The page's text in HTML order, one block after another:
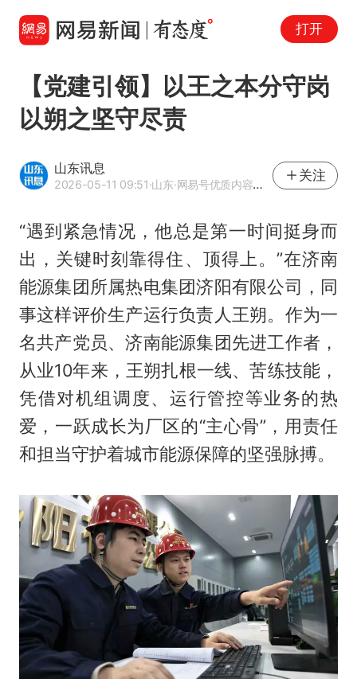
打开
【党建引领】以王之本分守岗
以朔之坚守尽责
山东讯息
2026-05-11 09:51·山东·网易号优质内容创作者
关注
“遇到紧急情况，他总是第一时间挺身而
出，关键时刻靠得住、顶得上。”在济南
能源集团所属热电集团济阳有限公司，同
事这样评价生产运行负责人王朔。作为一
名共产党员、济南能源集团先进工作者，
从业10年来，王朔扎根一线、苦练技能，
凭借对机组调度、运行管控等业务的热
爱，一跃成长为厂区的“主心骨”，用责任
和担当守护着城市能源保障的坚强脉搏。